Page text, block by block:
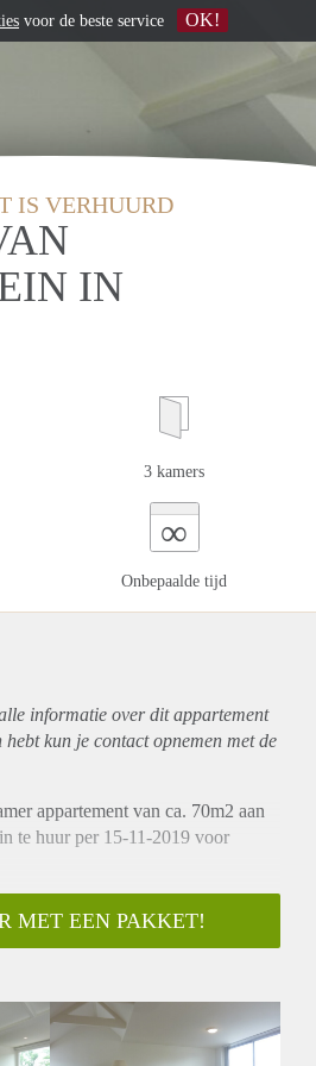
IS VERHUURD
IN
3 kamers
∞
Onbepaalde tijd
informatie over ditappartement
kun je contact opnemen met de
appartement van ca. 70m2 aan
te huur per 15-11-2019 voor
3 kamer appartement van
Het appartement heeft een
ruime slaapkamer en een 2e
worden als 2e slaapkamer of
MET EEN PAKKET!
voor de beste service OK!